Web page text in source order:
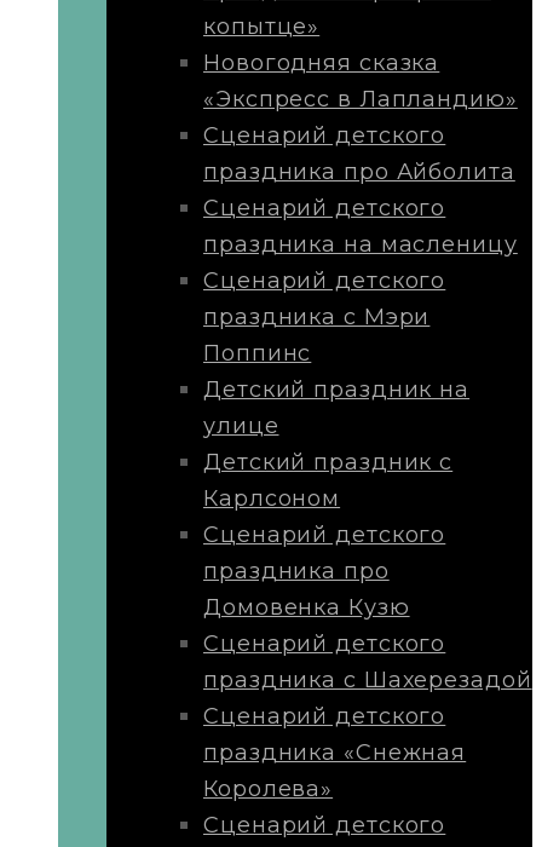
копытце»
Новогодняя сказка
«Экспресс в Лапландию»
Сценарий детского
праздника про Айболита
Сценарий детского
праздника на масленицу
Сценарий детского
праздника с Мэри
Поппинс
Детский праздник на
улице
Детский праздник с
Карлсоном
Сценарий детского
праздника про
Домовенка Кузю
Сценарий детского
праздника с Шахерезадой
Сценарий детского
праздника «Снежная
Королева»
Сценарий детского